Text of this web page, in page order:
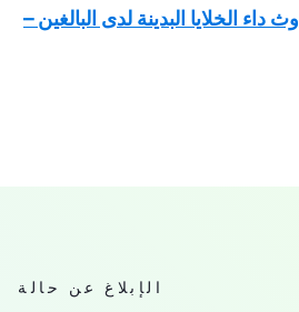
الخلايا البدينة لدى البالغين –
الإبلاغ عن حالة